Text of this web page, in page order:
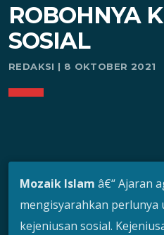
ROBOHNYA
SOSIAL
REDAKSI | 8 OKTOBER 2021
Mozaik Islam â€“ Ajaran
mengisyarahkan perlunya
kejeniusan sosial.